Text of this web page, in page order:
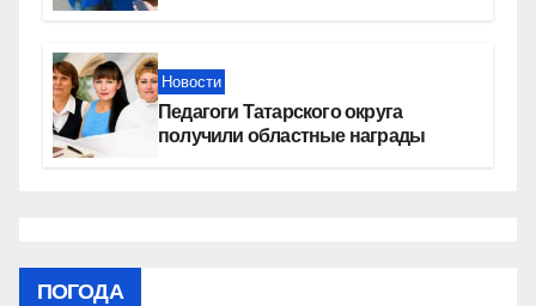
Новости
Педагоги Татарского округа
получили областные награды
ПОГОДА